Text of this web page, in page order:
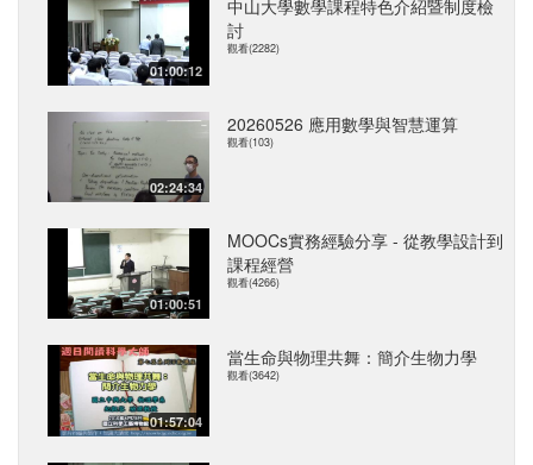
01:00:12
中山大學數學課程特色介紹暨制度檢
討
觀看(2282)
02:24:34
20260526 應用數學與智慧運算
觀看(103)
01:00:51
MOOCs實務經驗分享 - 從教學設計到
課程經營
觀看(4266)
01:57:04
當生命與物理共舞：簡介生物力學
觀看(3642)